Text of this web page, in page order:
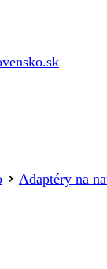
Adaptéry na